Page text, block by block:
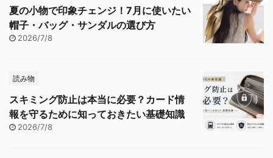
夏の小物で印象チェンジ！7月に使いたい
帽子・バッグ・サンダルの選び方
2026/7/8
読み物
スキミング防止は本当に必要？カード情
報を守るために知っておきたい基礎知識
2026/7/8